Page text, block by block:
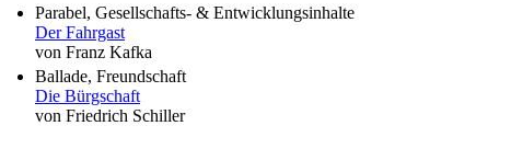
Parabel, Gesellschafts- & Entwicklungsinhalte
Der Fahrgast
von Franz Kafka
Ballade, Freundschaft
Die Bürgschaft
von Friedrich Schiller